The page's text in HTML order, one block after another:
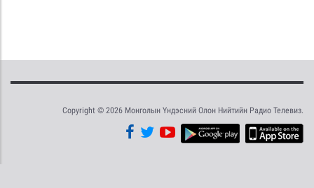
Copyright © 2026 Монголын Үндэсний Олон Нийтийн Радио Телевиз.